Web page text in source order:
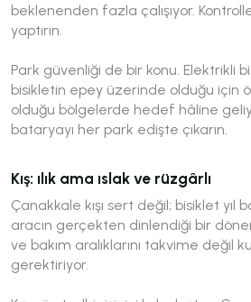
beklenenden fazla çalışıyor.
yaptırın.
Park güvenliği de bir konu. Elektrikli
bisikletin epey üzerinde olduğu için
olduğu bölgelerde hedef hâline
bataryayı her park edişte çıkarın.
Kış: ılık ama ıslak ve rüzgârlı
Çanakkale kışı sert değil; bisiklet yıl
aracın gerçekten dinlendiği bir
ve bakım aralıklarını takvime değil
gerektiriyor.